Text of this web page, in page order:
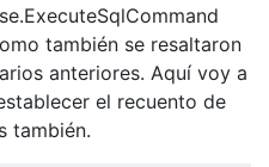
también se resaltaron
anteriores. Aquí voy a
el recuento de
también.